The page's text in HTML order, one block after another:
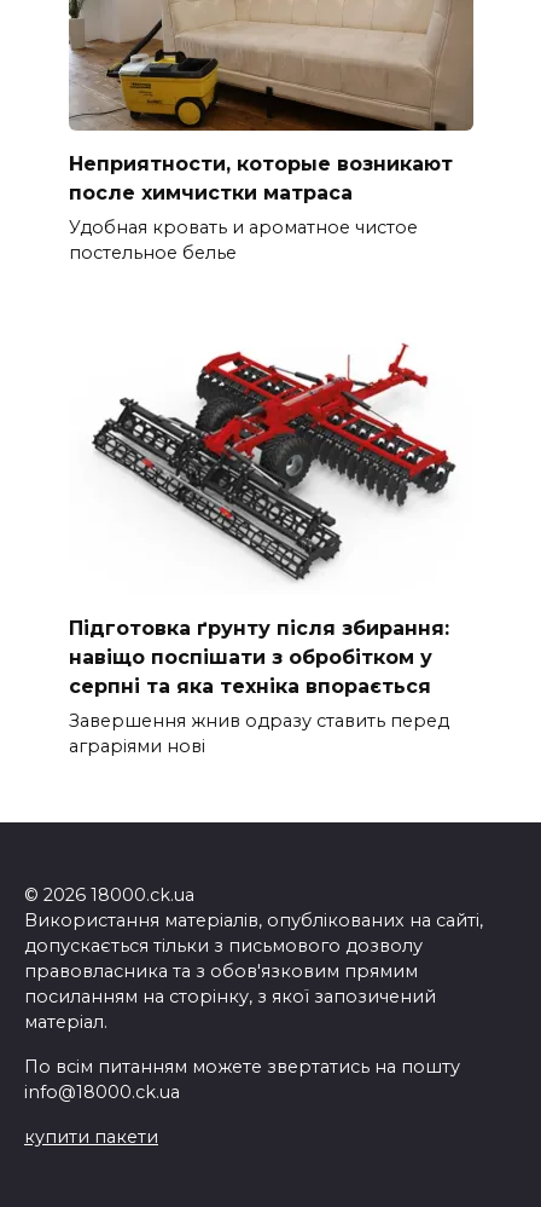
Неприятности, которые возникают
после химчистки матраса
Удобная кровать и ароматное чистое
постельное белье
Підготовка ґрунту після збирання:
навіщо поспішати з обробітком у
серпні та яка техніка впорається
Завершення жнив одразу ставить перед
аграріями нові
© 2026 18000.ck.ua
Використання матеріалів, опублікованих на сайті,
допускається тільки з письмового дозволу
правовласника та з обов'язковим прямим
посиланням на сторінку, з якої запозичений
матеріал.
По всім питанням можете звертатись на пошту
info@18000.ck.ua
купити пакети